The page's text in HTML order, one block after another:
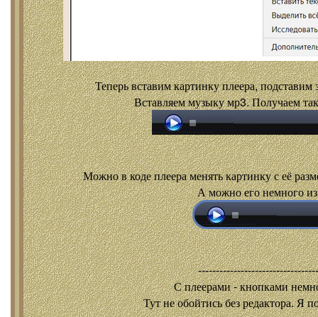
Теперь вставим картинку плеера, подставим
Вставляем музыку мр3. Получаем
Можно в коде плеера менять картинку с её
А можно его немного
С плеерами - кнопками
Тут не обойтись без редактора. Я